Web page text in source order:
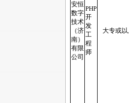
安恒
数字
技术
（济
南）
有限
公司
PHP
开
发
工
程
师
大专或